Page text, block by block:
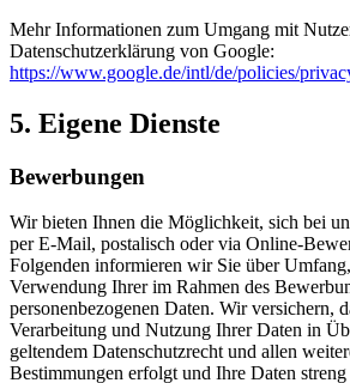
Mehr Informationen zum Umgang mit
Datenschutzerklärung von Google:
https://www.google.de/intl/de/policies/
5. Eigene Dienste
Bewerbungen
Wir bieten Ihnen die Möglichkeit, sich bei
per E-Mail, postalisch oder via Online-
Folgenden informieren wir Sie über
Verwendung Ihrer im Rahmen des
personenbezogenen Daten. Wir versichern,
Verarbeitung und Nutzung Ihrer Daten in
geltendem Datenschutzrecht und allen
Bestimmungen erfolgt und Ihre Daten